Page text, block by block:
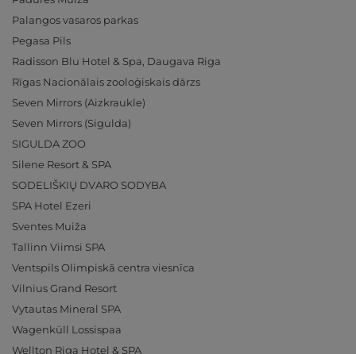
Palangos vasaros parkas
Pegasa Pils
Radisson Blu Hotel & Spa, Daugava Riga
Rīgas Nacionālais zooloģiskais dārzs
Seven Mirrors (Aizkraukle)
Seven Mirrors (Sigulda)
SIGULDA ZOO
Silene Resort & SPA
SODELIŠKIŲ DVARO SODYBA
SPA Hotel Ezeri
Sventes Muiža
Tallinn Viimsi SPA
Ventspils Olimpiskā centra viesnīca
Vilnius Grand Resort
Vytautas Mineral SPA
Wagenküll Lossispaa
Wellton Riga Hotel & SPA